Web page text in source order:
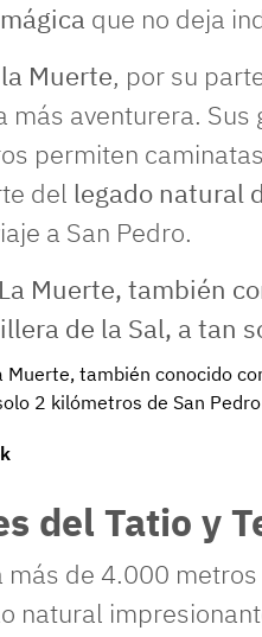
que no deja
Muerte, por su
más aventurera.
permiten
del legado natural
a San Pedro.
Muerte, también conocido
2 kilómetros de San
del Tatio y
más de 4.000
natural